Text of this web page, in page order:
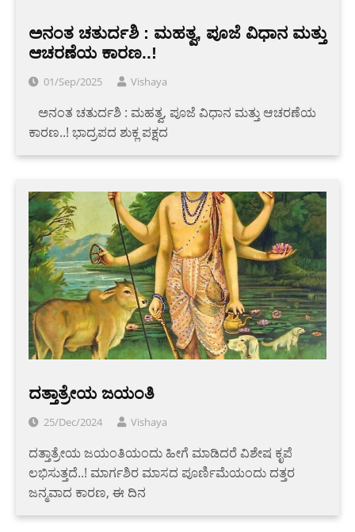
ಅನಂತ ಚತುರ್ದಶಿ : ಮಹತ್ವ, ಪೂಜೆ ವಿಧಾನ ಮತ್ತು
ಆಚರಣೆಯ ಕಾರಣ..!
01/Sep/2025 Vishaya
‌ ‌ ‌ ‌ಅನಂತ ಚತುರ್ದಶಿ : ಮಹತ್ವ, ಪೂಜೆ ವಿಧಾನ ಮತ್ತು ಆಚರಣೆಯ
ಕಾರಣ..! ಭಾದ್ರಪದ ಶುಕ್ಲ ಪಕ್ಷದ
ದತ್ತಾತ್ರೇಯ ಜಯಂತಿ
25/Dec/2024 Vishaya
ದತ್ತಾತ್ರೇಯ ಜಯಂತಿಯಂದು ಹೀಗೆ ಮಾಡಿದರೆ ವಿಶೇಷ ಕೃಪೆ
ಲಭಿಸುತ್ತದೆ..! ಮಾರ್ಗಶಿರ ಮಾಸದ ಪೂರ್ಣಿಮೆಯಂದು ದತ್ತರ
ಜನ್ಮವಾದ ಕಾರಣ, ಈ ದಿನ